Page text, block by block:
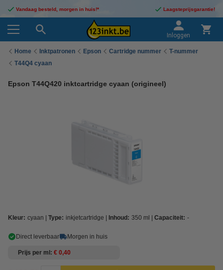
Vandaag besteld, morgen in huis!* Laagsteprijsgarantie!
Inloggen
Home Inktpatronen Epson Cartridge nummer
T-nummer
T44Q4 cyaan
Epson T44Q420 inktcartridge cyaan (origineel)
Kleur: cyaan Type: inkjetcartridge Inhoud: 350 ml Capaciteit: -
Direct leverbaar Morgen in huis
Prijs per ml € 0,40